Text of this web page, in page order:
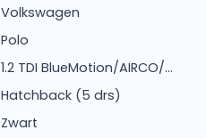
Volkswagen
Polo
1.2 TDI BlueMotion/AIRCO/...
Hatchback (5 drs)
Zwart